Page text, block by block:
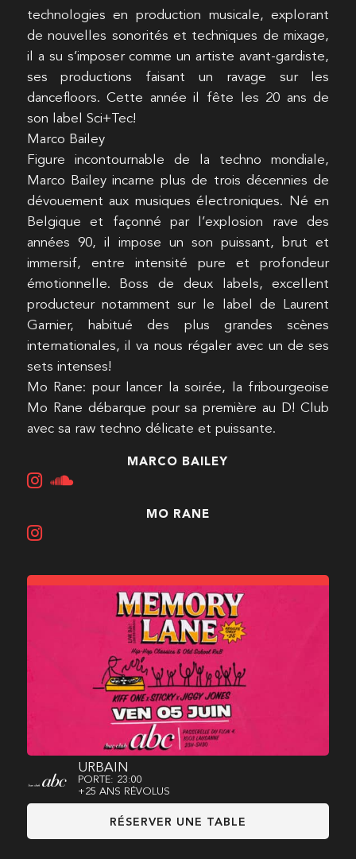
technologies en production musicale, explorant
de nouvelles sonorités et techniques de mixage,
il a su s’imposer comme un artiste avant-gardiste,
ses productions faisant un ravage sur les
dancefloors. Cette année il fête les 20 ans de
son label Sci+Tec!
Marco Bailey
Figure incontournable de la techno mondiale,
Marco Bailey incarne plus de trois décennies de
dévouement aux musiques électroniques. Né en
Belgique et façonné par l’explosion rave des
années 90, il impose un son puissant, brut et
immersif, entre intensité pure et profondeur
émotionnelle. Boss de deux labels, excellent
producteur notamment sur le label de Laurent
Garnier, habitué des plus grandes scènes
internationales, il va nous régaler avec un de ses
sets intenses!
Mo Rane: pour lancer la soirée, la fribourgeoise
Mo Rane débarque pour sa première au D! Club
avec sa raw techno délicate et puissante.
MARCO BAILEY
MO RANE
URBAIN
PORTE: 23:00
+25 ANS RÉVOLUS
RÉSERVER UNE TABLE